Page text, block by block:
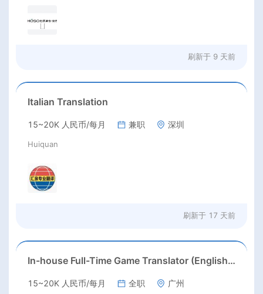
刷新于 9 天前
Italian Translation
15~20K 人民币/每月 兼职 深圳
Huiquan
刷新于 17 天前
In-house Full-Time Game Translator (English / Japanese / Korean)猎头正编-英日韩游戏翻译KL
15~20K 人民币/每月 全职 广州